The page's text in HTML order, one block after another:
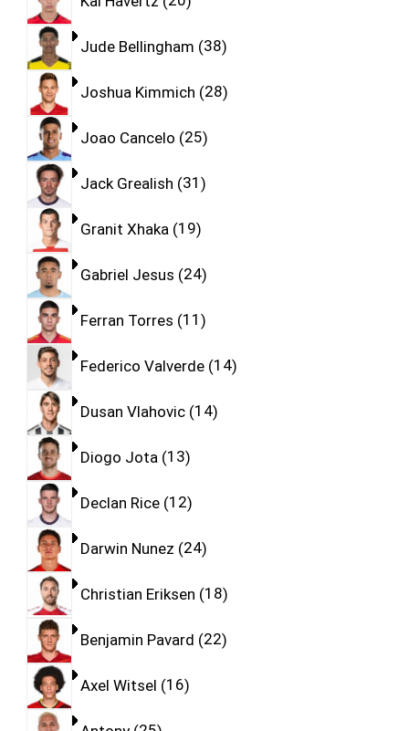
Jude Bellingham 38
Joshua Kimmich 28
Joao Cancelo 25
Jack Grealish 31
Granit Xhaka 19
Gabriel Jesus 24
Ferran Torres 11
Federico Valverde 14
Dusan Vlahovic 14
Diogo Jota 13
Declan Rice 12
Darwin Nunez 24
Christian Eriksen 18
Benjamin Pavard 22
Axel Witsel 16